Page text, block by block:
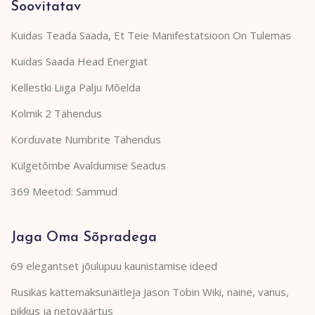
Soovitatav
Kuidas Teada Saada, Et Teie Manifestatsioon On Tulemas
Kuidas Saada Head Energiat
Kellestki Liiga Palju Mõelda
Kolmik 2 Tähendus
Korduvate Numbrite Tähendus
Külgetõmbe Avaldumise Seadus
369 Meetod: Sammud
Jaga Oma Sõpradega
69 elegantset jõulupuu kaunistamise ideed
Rusikas kättemaksunäitleja Jason Tobin Wiki, naine, vanus,
pikkus ja netoväärtus